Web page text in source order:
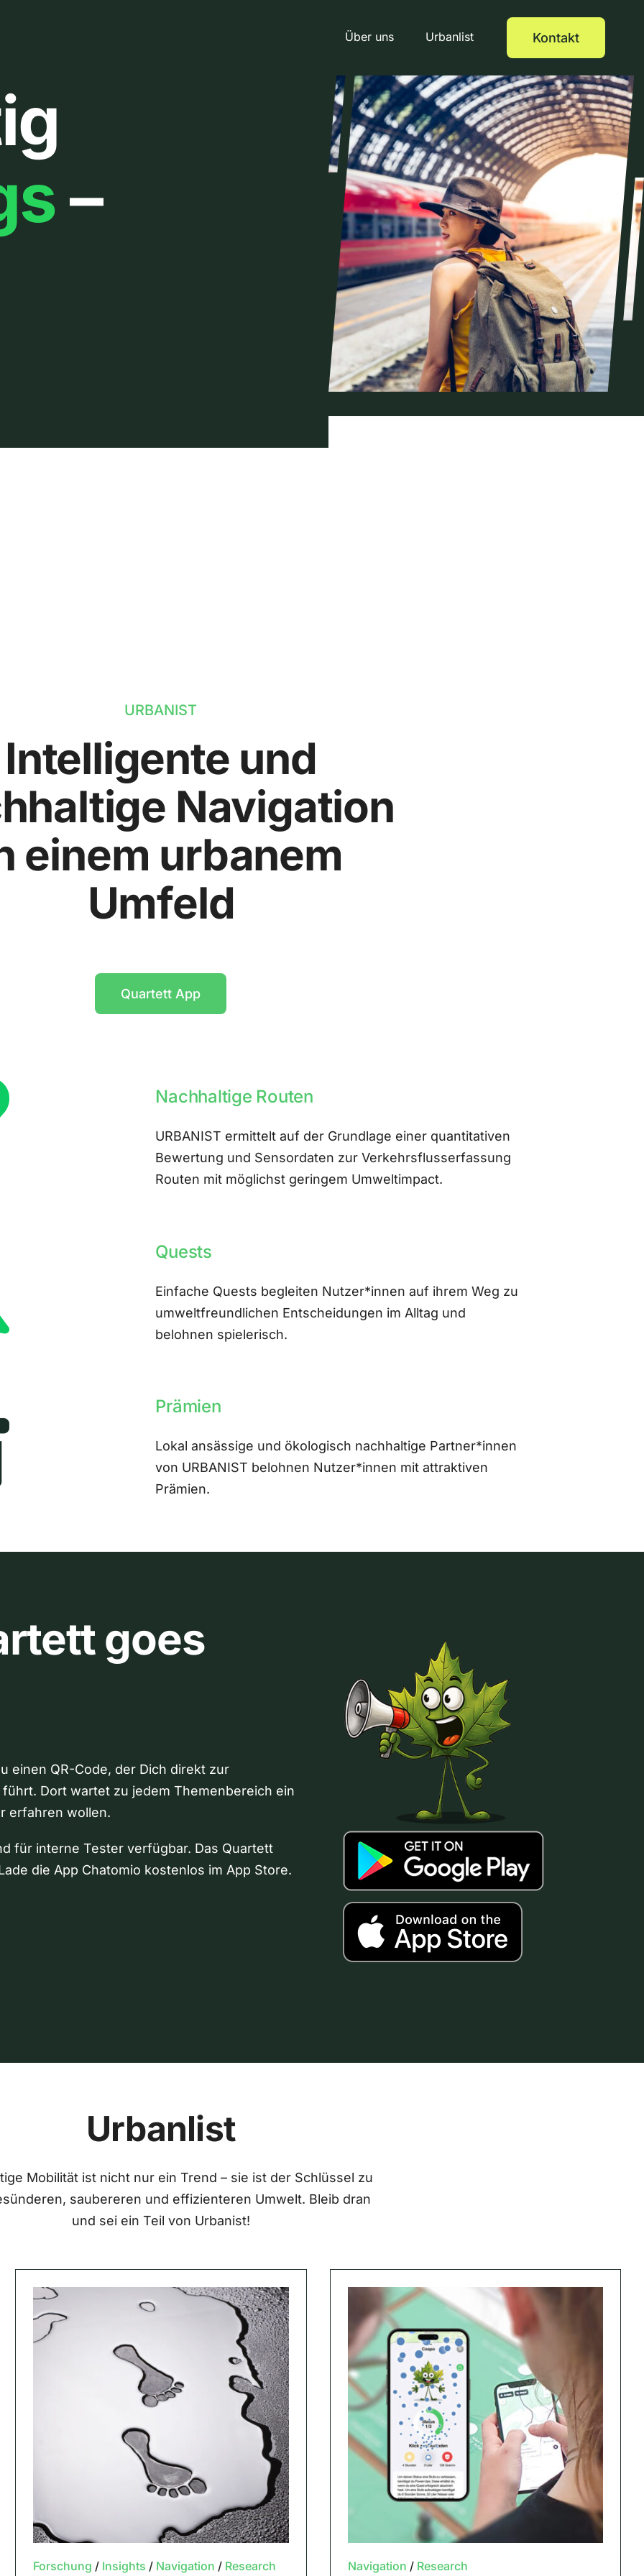
Über uns Urbanlist Kontakt
–
URBANIST
Intelligente und
Navigation
einem urbanem
Umfeld
Quartett App
Nachhaltige Routen
URBANIST ermittelt auf der Grundlage einer quantitativen
Bewertung und Sensordaten zur Verkehrsflusserfassung
Routen mit möglichst geringem Umweltimpact.
Quests
Einfache Quests begleiten Nutzer*innen auf ihrem Weg zu
umweltfreundlichen Entscheidungen im Alltag und
belohnen spielerisch.
Prämien
Lokal ansässige und ökologisch nachhaltige Partner*innen
von URBANIST belohnen Nutzer*innen mit attraktiven
Prämien.
goes
einen QR-Code, der Dich direkt zur
Dort wartet zu jedem Themenbereich ein
erfahren wollen.
für interne Tester verfügbar. Das Quartett
die App Chatomio kostenlos im App Store.
Urbanlist
Mobilität ist nicht nur ein Trend – sie ist der Schlüssel zu
saubereren und effizienteren Umwelt. Bleib dran
und sei ein Teil von Urbanist!
Forschung / Insights / Navigation / Research Navigation / Research